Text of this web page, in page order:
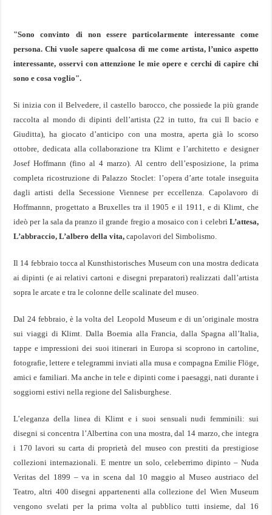
"Sono convinto di non essere particolarmente interessante come
persona. Chi vuole sapere qualcosa di me come artista, l’unico aspetto
interessante, osservi con attenzione le mie opere e cerchi di capire chi
sono e cosa voglio".
Si inizia con il Belvedere, il castello barocco, che possiede la più grande
raccolta al mondo di dipinti dell’artista (22 in tutto, fra cui Il bacio e
Giuditta), ha giocato d’anticipo con una mostra, aperta già lo scorso
ottobre, dedicata alla collaborazione tra Klimt e l’architetto e designer
Josef Hoffmann (fino al 4 marzo). Al centro dell’esposizione, la prima
completa ricostruzione di Palazzo Stoclet: l’opera d’arte totale inseguita
dagli artisti della Secessione Viennese per eccellenza. Capolavoro di
Hoffmannn, progettato a Bruxelles tra il 1905 e il 1911, e di Klimt, che
ideò per la sala da pranzo il grande fregio a mosaico con i celebri L’attesa,
L’abbraccio, L’albero della vita,capolavori del Simbolismo.
Il 14 febbraio tocca al Kunsthistorisches Museum con una mostra dedicata
ai dipinti (e ai relativi cartoni e disegni preparatori) realizzati dall’artista
sopra le arcate e tra le colonne delle scalinate del museo.
Dal 24 febbraio, è la volta del Leopold Museum e di un’originale mostra
sui viaggi di Klimt. Dalla Boemia alla Francia, dalla Spagna all’Italia,
tappe e impressioni dei suoi itinerari in Europa si scoprono in cartoline,
fotografie, lettere e telegrammi inviati alla musa e compagna Emilie Flöge,
amici e familiari. Ma anche in tele e dipinti come i paesaggi, nati durante i
soggiorni estivi nella regione del Salisburghese.
L’eleganza della linea di Klimt e i suoi sensuali nudi femminili: sui
disegni si concentra l’Albertina con una mostra, dal 14 marzo, che integra
i 170 lavori su carta di proprietà del museo con prestiti da prestigiose
collezioni internazionali. E mentre un solo, celeberrimo dipinto – Nuda
Veritas del 1899 – va in scena dal 10 maggio al Museo austriaco del
Teatro, altri 400 disegni appartenenti alla collezione del Wien Museum
vengono svelati per la prima volta al pubblico tutti insieme, dal 16